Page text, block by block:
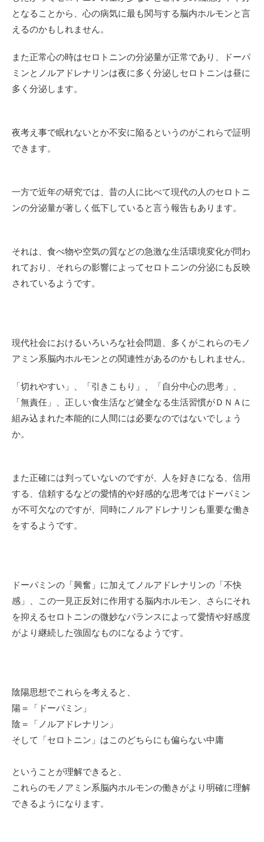
となることから、心の病気に最も関与する脳内ホルモンと言
えるのかもしれません。
また正常心の時はセロトニンの分泌量が正常であり、ドーパ
ミンとノルアドレナリンは夜に多く分泌しセロトニンは昼に
多く分泌します。
夜考え事で眠れないとか不安に陥るというのがこれらで証明
できます。
一方で近年の研究では、昔の人に比べて現代の人のセロトニ
ンの分泌量が著しく低下していると言う報告もあります。
それは、食べ物や空気の質などの急激な生活環境変化が問わ
れており、それらの影響によってセロトニンの分泌にも反映
されているようです。
現代社会におけるいろいろな社会問題、多くがこれらのモノ
アミン系脳内ホルモンとの関連性があるのかもしれません。
「切れやすい」、「引きこもり」、「自分中心の思考」、
「無責任」、正しい食生活など健全なる生活習慣がＤＮＡに
組み込まれた本能的に人間には必要なのではないでしょう
か。
また正確には判っていないのですが、人を好きになる、信用
する、信頼するなどの愛情的や好感的な思考ではドーパミン
が不可欠なのですが、同時にノルアドレナリンも重要な働き
をするようです。
ドーパミンの「興奮」に加えてノルアドレナリンの「不快
感」、この一見正反対に作用する脳内ホルモン、さらにそれ
を抑えるセロトニンの微妙なバランスによって愛情や好感度
がより継続した強固なものになるようです。
陰陽思想でこれらを考えると、
陽＝「ドーパミン」
陰＝「ノルアドレナリン」
そして「セロトニン」はこのどちらにも偏らない中庸
ということが理解できると、
これらのモノアミン系脳内ホルモンの働きがより明確に理解
できるようになります。